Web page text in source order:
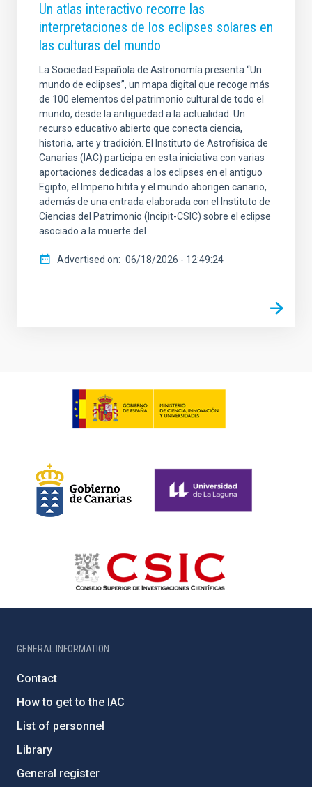
Un atlas interactivo recorre las
interpretaciones de los eclipses solares en
las culturas del mundo
La Sociedad Española de Astronomía presenta “Un
mundo de eclipses”, un mapa digital que recoge más
de 100 elementos del patrimonio cultural de todo el
mundo, desde la antigüedad a la actualidad. Un
recurso educativo abierto que conecta ciencia,
historia, arte y tradición. El Instituto de Astrofísica de
Canarias (IAC) participa en esta iniciativa con varias
aportaciones dedicadas a los eclipses en el antiguo
Egipto, el Imperio hitita y el mundo aborigen canario,
además de una entrada elaborada con el Instituto de
Ciencias del Patrimonio (Incipit-CSIC) sobre el eclipse
asociado a la muerte del
Advertised on 06/18/2026 - 12:49:24
GENERAL INFORMATION
Contact
How to get to the IAC
List of personnel
Library
General register